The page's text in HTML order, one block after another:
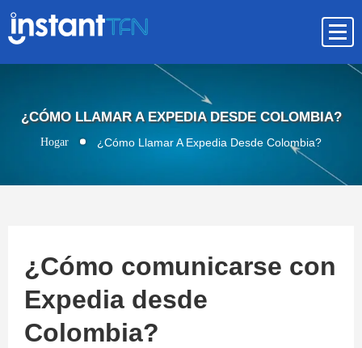
¿CÓMO LLAMAR A EXPEDIA DESDE COLOMBIA?
Hogar ¿Cómo Llamar A Expedia Desde Colombia?
¿Cómo comunicarse con
Expedia desde
Colombia?